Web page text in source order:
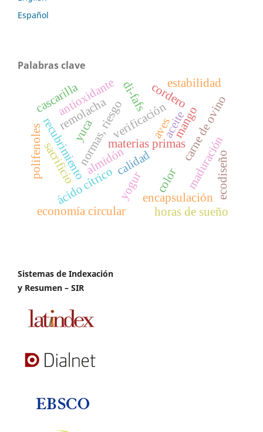
Español
Palabras clave
calidad
materias primas
normas, riesgoverificación
ácido cítrico
almidón
mango
recubrimiento color
encapsulación
remolacha
yogur
carne de ovino
cordero
maduración
sacrificio
aceite
antioxidante
cascarilla
polifenoles ecodiseño
economía circular
estabilidad
horas de sueño
aves
yuca
di-fafs
Sistemas de Indexación
y Resumen – SIR